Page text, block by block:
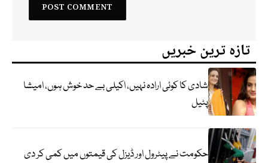
تازہ ترین خبریں
شادی کا کوئی ارادہ نہیں، اکیلی بے حد خوش ہوں، امیشا
پٹیل
حکومت نے پیٹرول اور ڈیزل کی قیمتوں میں کمی کر دی